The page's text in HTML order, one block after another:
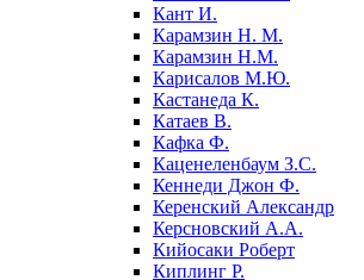
Кант И.
Карамзин Н. М.
Карамзин Н.М.
Карисалов М.Ю.
Кастанеда К.
Катаев В.
Кафка Ф.
Каценеленбаум З.С.
Кеннеди Джон Ф.
Керенский Александр
Керсновский А.А.
Кийосаки Роберт
Киплинг Р.